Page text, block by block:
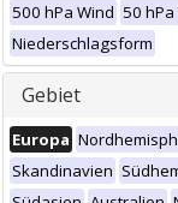
500 hPa Wind 50 hPa
Niederschlagsform
Gebiet
Europa
Skandinavien